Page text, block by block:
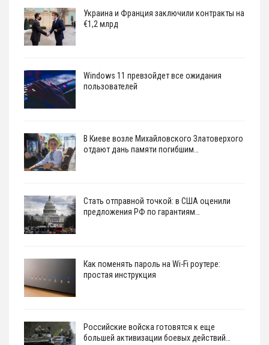
Украина и Франция заключили контракты на
€1,2 млрд
Windows 11 превзойдет все ожидания
пользователей
В Киеве возле Михайловского Златоверхого
отдают дань памяти погибшим…
Стать отправной точкой: в США оценили
предложения РФ по гарантиям…
Как поменять пароль на Wi-Fi роутере:
простая инструкция
Российские войска готовятся к еще
большей активизации боевых действий…